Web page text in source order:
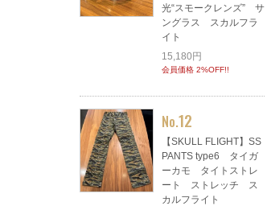
光“スモークレンズ” サ
ングラス スカルフラ
イト
15,180円
会員価格 2%OFF!!
No.12
【SKULL FLIGHT】SS
PANTS type6 タイガ
ーカモ タイトストレ
ート ストレッチ ス
カルフライト